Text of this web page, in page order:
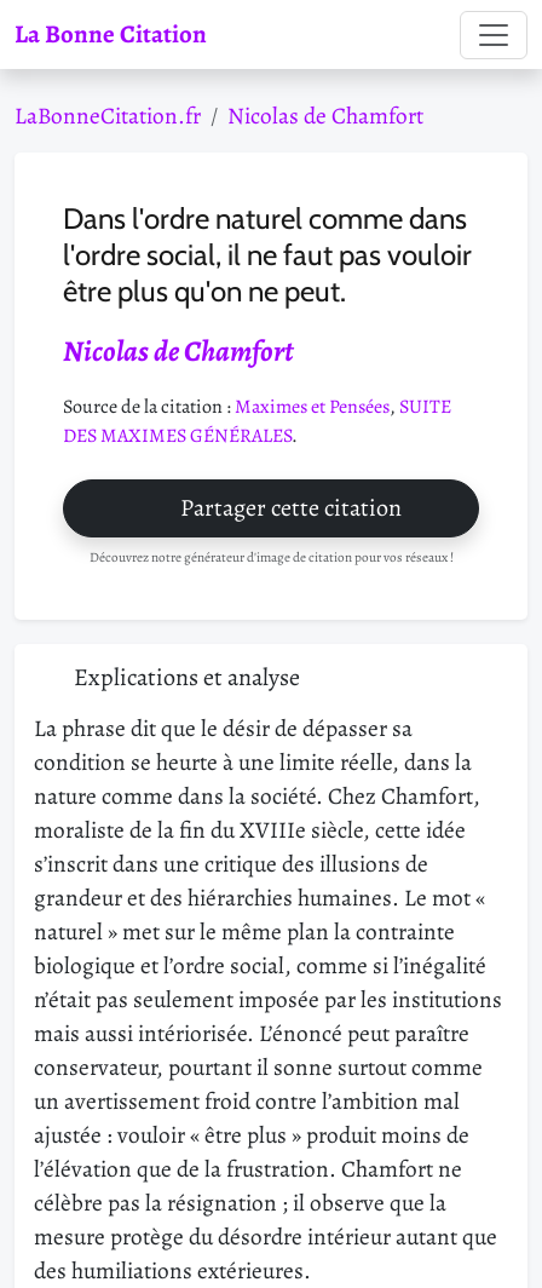
La Bonne Citation
LaBonneCitation.fr Nicolas de Chamfort
Dans l'ordre naturel comme dans
l'ordre social, il ne faut pas vouloir
être plus qu'on ne peut.
Nicolas de Chamfort
Source de la citation :Maximes et Pensées, SUITE
DES MAXIMES GÉNÉRALES.
Partager cette citation
Découvrez notre générateur d'image de citation pour vos réseaux !
Explications et analyse
La phrase dit que le désir de dépasser sa
condition se heurte à une limite réelle, dans la
nature comme dans la société. Chez Chamfort,
moraliste de la fin du XVIIIe siècle, cette idée
s’inscrit dans une critique des illusions de
grandeur et des hiérarchies humaines. Le mot «
naturel » met sur le même plan la contrainte
biologique et l’ordre social, comme si l’inégalité
n’était pas seulement imposée par les institutions
mais aussi intériorisée. L’énoncé peut paraître
conservateur, pourtant il sonne surtout comme
un avertissement froid contre l’ambition mal
ajustée : vouloir « être plus » produit moins de
l’élévation que de la frustration. Chamfort ne
célèbre pas la résignation ; il observe que la
mesure protège du désordre intérieur autant que
des humiliations extérieures.